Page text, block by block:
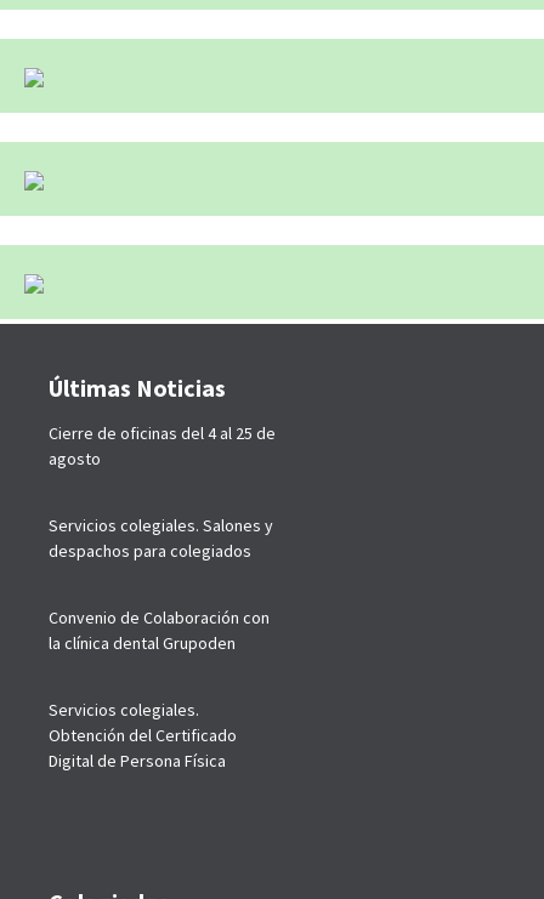
Últimas Noticias
Cierre de oficinas del 4 al 25 de
agosto
Servicios colegiales. Salones y
despachos para colegiados
Convenio de Colaboración con
la clínica dental Grupoden
Servicios colegiales.
Obtención del Certificado
Digital de Persona Física